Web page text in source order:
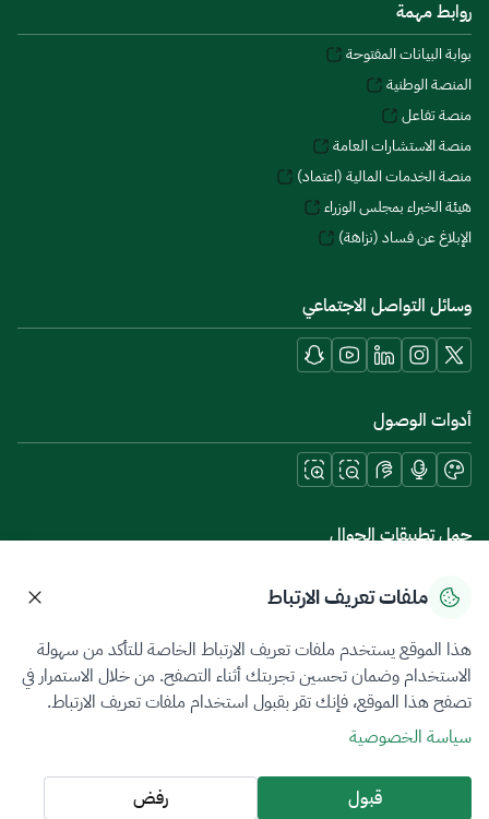
روابط مهمة
بوابة البيانات المفتوحة
المنصة الوطنية
منصة تفاعل
منصة الاستشارات العامة
منصة الخدمات المالية (اعتماد)
هيئة الخبراء بمجلس الوزراء
الإبلاغ عن فساد (نزاهة)
وسائل التواصل الاجتماعي
أدوات الوصول
حمل تطبيقات الجوال
سياسة الخصوصيةشروط الاستخدامخريطة الموقع
جميع الحقوق محفوظة 2026 © ZATCA.GOV.SA
تم تطويره وصيانته بواسطة هيئة الزكاة والضريبة والجمارك
آخر تحديث للموقع في
ملفات تعريف الارتباط
هذا الموقع يستخدم ملفات تعريف الارتباط الخاصة للتأكد من سهولة
الاستخدام وضمان تحسين تجربتك أثناء التصفح. من خلال الاستمرار في
تصفح هذا الموقع، فإنك تقر بقبول استخدام ملفات تعريف الارتباط.
سياسة الخصوصية
قبول رفض